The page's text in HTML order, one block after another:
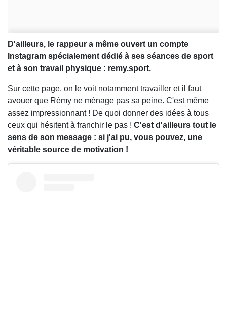
D'ailleurs, le rappeur a même ouvert un compte
Instagram spécialement dédié à ses séances de sport
et à son travail physique : remy.sport.
Sur cette page, on le voit notamment travailler et il faut
avouer que Rémy ne ménage pas sa peine. C'est même
assez impressionnant ! De quoi donner des idées à tous
ceux qui hésitent à franchir le pas ! C'est d'ailleurs tout le
sens de son message : si j'ai pu, vous pouvez, une
véritable source de motivation !